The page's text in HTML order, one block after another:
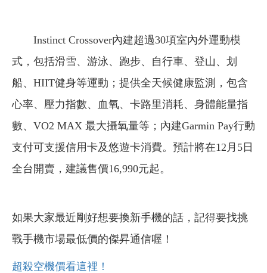
Instinct Crossover內建超過30項室內外運動模
式，包括滑雪、游泳、跑步、自行車、登山、划
船、HIIT健身等運動；提供全天候健康監測，包含
心率、壓力指數、血氧、卡路里消耗、身體能量指
數、VO2 MAX 最大攝氧量等；內建Garmin Pay行動
支付可支援信用卡及悠遊卡消費。預計將在12月5日
全台開賣，建議售價16,990元起。
如果大家最近剛好想要換新手機的話，記得要找挑
戰手機市場最低價的傑昇通信喔！
超殺空機價看這裡！